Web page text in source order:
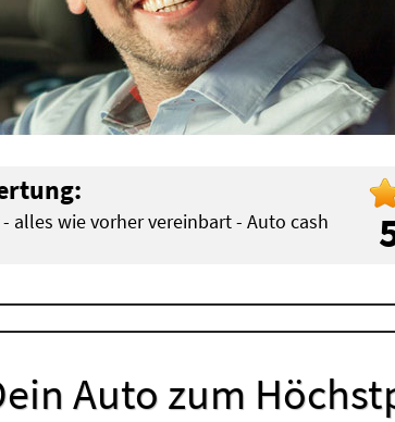
alles wie vorher vereinbart - Auto cash
Auto zum